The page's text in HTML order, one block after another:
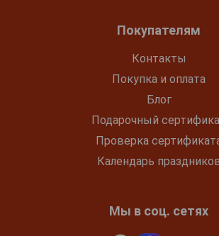
Покупателям
Контакты
Покупка и оплата
Блог
Подарочный
Проверка
Календарь
Мы в соц. сетях